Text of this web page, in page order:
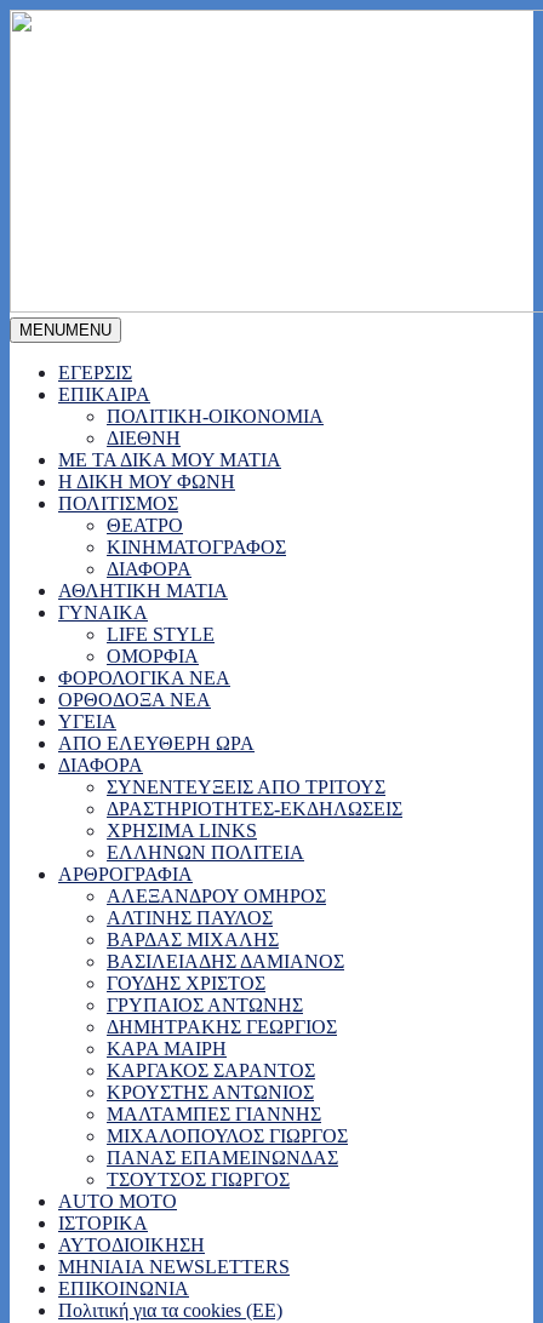
MENUMENU
ΕΓΕΡΣΙΣ
ΕΠΙΚΑΙΡΑ
ΠΟΛΙΤΙΚΗ-ΟΙΚΟΝΟΜΙΑ
ΔΙΕΘΝΗ
ΜΕ ΤΑ ΔΙΚΑ ΜΟΥ ΜΑΤΙΑ
Η ΔΙΚΗ ΜΟΥ ΦΩΝΗ
ΠΟΛΙΤΙΣΜΟΣ
ΘΕΑΤΡΟ
ΚΙΝΗΜΑΤΟΓΡΑΦΟΣ
ΔΙΑΦΟΡΑ
ΑΘΛΗΤΙΚΗ ΜΑΤΙΑ
ΓΥΝΑΙΚΑ
LIFE STYLE
ΟΜΟΡΦΙΑ
ΦΟΡΟΛΟΓΙΚΑ ΝΕΑ
ΟΡΘΟΔΟΞΑ ΝΕΑ
ΥΓΕΙΑ
ΑΠΟ ΕΛΕΥΘΕΡΗ ΩΡΑ
ΔΙΑΦΟΡΑ
ΣΥΝΕΝΤΕΥΞΕΙΣ ΑΠΟ ΤΡΙΤΟΥΣ
ΔΡΑΣΤΗΡΙΟΤΗΤΕΣ-ΕΚΔΗΛΩΣΕΙΣ
ΧΡΗΣΙΜΑ LINKS
ΕΛΛΗΝΩΝ ΠΟΛΙΤΕΙΑ
ΑΡΘΡΟΓΡΑΦΙΑ
ΑΛΕΞΑΝΔΡΟΥ ΟΜΗΡΟΣ
ΑΛΤΙΝΗΣ ΠΑΥΛΟΣ
ΒΑΡΔΑΣ ΜΙΧΑΛΗΣ
ΒΑΣΙΛΕΙΑΔΗΣ ΔΑΜΙΑΝΟΣ
ΓΟΥΔΗΣ ΧΡΙΣΤΟΣ
ΓΡΥΠΑΙΟΣ ΑΝΤΩΝΗΣ
ΔΗΜΗΤΡΑΚΗΣ ΓΕΩΡΓΙΟΣ
ΚΑΡΑ ΜΑΙΡΗ
ΚΑΡΓΑΚΟΣ ΣΑΡΑΝΤΟΣ
ΚΡΟΥΣΤΗΣ ΑΝΤΩΝΙΟΣ
ΜΑΛΤΑΜΠΕΣ ΓΙΑΝΝΗΣ
ΜΙΧΑΛΟΠΟΥΛΟΣ ΓΙΩΡΓΟΣ
ΠΑΝΑΣ ΕΠΑΜΕΙΝΩΝΔΑΣ
ΤΣΟΥΤΣΟΣ ΓΙΩΡΓΟΣ
AUTO MOTO
ΙΣΤΟΡΙΚΑ
ΑΥΤΟΔΙΟΙΚΗΣΗ
MHNIAIA NEWSLETTERS
ΕΠΙΚΟΙΝΩΝΙΑ
Πολιτική για τα cookies (ΕΕ)